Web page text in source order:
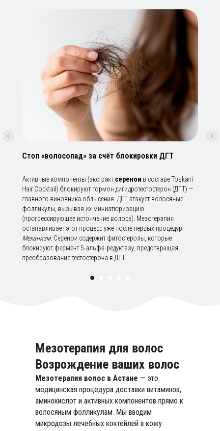
Стоп «волосопад» за счёт блокировки ДГТ
Активные компоненты (экстракт серенои в составе Toskani
Hair Cocktail) блокируют гормон дигидротестостерон (ДГТ) —
главного виновника облысения. ДГТ атакует волосяные
фолликулы, вызывая их миниатюризацию
(прогрессирующее истончение волоса). Мезотерапия
останавливает этот процесс уже после первых процедур.
Механизм:Серенои содержит фитостеролы, которые
блокируют фермент 5-альфа-редуктазу, предотвращая
преобразование тестостерона в ДГТ.
Мезотерапия для волос
Возрождение ваших волос
Мезотерапия волос в Астане — это
медицинская процедура доставки витаминов,
аминокислот и активных компонентов прямо к
волосяным фолликулам. Мы вводим
микродозы лечебных коктейлей в кожу